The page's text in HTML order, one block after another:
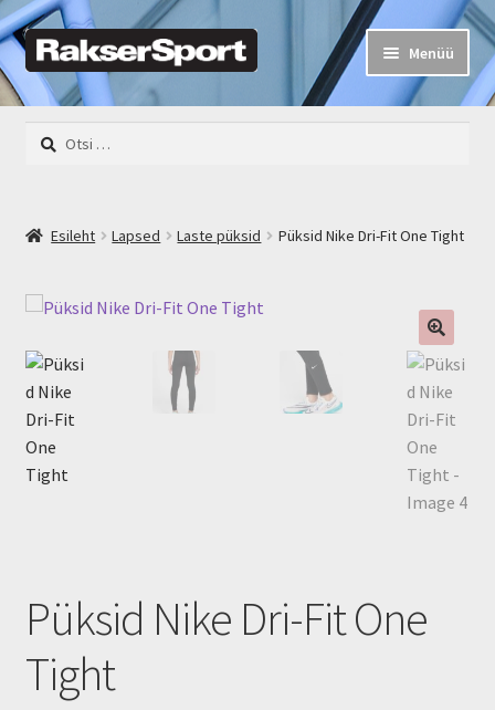
Liigu
navigeerimisele
Liigu
sisu
juurde
Menüü
Rakser Sport
Naised
Varustus
Kalastus
Otsi:
Esileht Lapsed Laste püksid Püksid Nike Dri-Fit One Tight
Püksid Nike Dri-Fit One
Tight